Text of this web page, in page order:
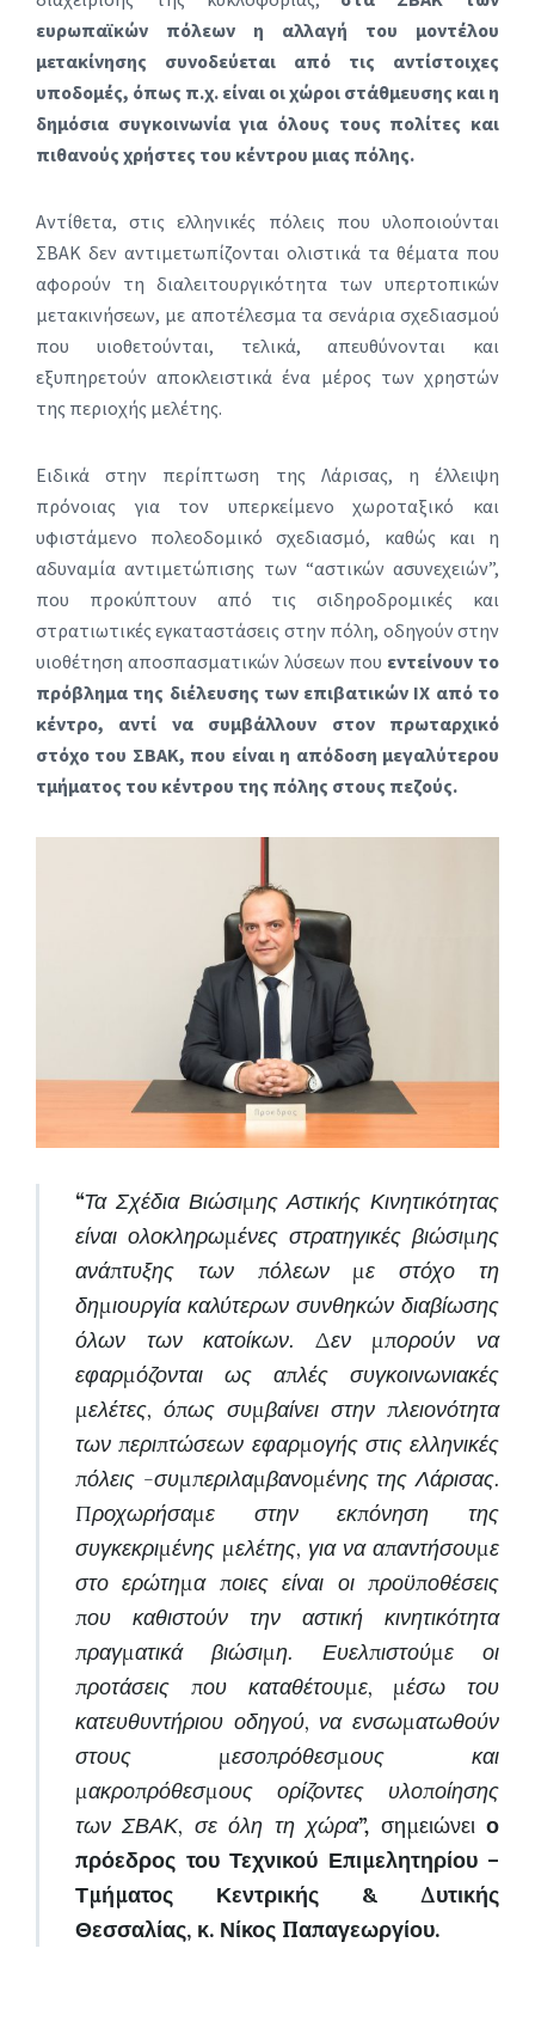
ευρωπαϊκών πόλεων η αλλαγή του μοντέλου
μετακίνησης συνοδεύεται από τις αντίστοιχες
υποδομές, όπως π.χ. είναι οι χώροι στάθμευσης και η
δημόσια συγκοινωνία για όλους τους πολίτες και
πιθανούς χρήστες του κέντρου μιας πόλης.
Αντίθετα, στις ελληνικές πόλεις που υλοποιούνται
ΣΒΑΚ δεν αντιμετωπίζονται ολιστικά τα θέματα που
αφορούν τη διαλειτουργικότητα των υπερτοπικών
μετακινήσεων, με αποτέλεσμα τα σενάρια σχεδιασμού
που υιοθετούνται, τελικά, απευθύνονται και
εξυπηρετούν αποκλειστικά ένα μέρος των χρηστών
της περιοχής μελέτης.
Ειδικά στην περίπτωση της Λάρισας, η έλλειψη
πρόνοιας για τον υπερκείμενο χωροταξικό και
υφιστάμενο πολεοδομικό σχεδιασμό, καθώς και η
αδυναμία αντιμετώπισης των “αστικών ασυνεχειών”,
που προκύπτουν από τις σιδηροδρομικές και
στρατιωτικές εγκαταστάσεις στην πόλη, οδηγούν στην
υιοθέτηση αποσπασματικών λύσεων που εντείνουν το
πρόβλημα της διέλευσης των επιβατικών ΙΧ από το
κέντρο, αντί να συμβάλλουν στον πρωταρχικό
στόχο του ΣΒΑΚ, που είναι η απόδοση μεγαλύτερου
τμήματος του κέντρου της πόλης στους πεζούς.
“Τα Σχέδια Βιώσιμης Αστικής Κινητικότητας
είναι ολοκληρωμένες στρατηγικές βιώσιμης
ανάπτυξης των πόλεων με στόχο τη
δημιουργία καλύτερων συνθηκών διαβίωσης
όλων των κατοίκων. Δεν μπορούν να
εφαρμόζονται ως απλές συγκοινωνιακές
μελέτες, όπως συμβαίνει στην πλειονότητα
των περιπτώσεων εφαρμογής στις ελληνικές
πόλεις -συμπεριλαμβανομένης της Λάρισας.
Προχωρήσαμε στην εκπόνηση της
συγκεκριμένης μελέτης, για να απαντήσουμε
στο ερώτημα ποιες είναι οι προϋποθέσεις
που καθιστούν την αστική κινητικότητα
πραγματικά βιώσιμη. Ευελπιστούμε οι
προτάσεις που καταθέτουμε, μέσω του
κατευθυντήριου οδηγού, να ενσωματωθούν
στους μεσοπρόθεσμους και
μακροπρόθεσμους ορίζοντες υλοποίησης
των ΣΒΑΚ, σε όλη τη χώρα”, σημειώνει ο
πρόεδρος του Τεχνικού Επιμελητηρίου –
Τμήματος Κεντρικής & Δυτικής
Θεσσαλίας, κ. Νίκος Παπαγεωργίου.